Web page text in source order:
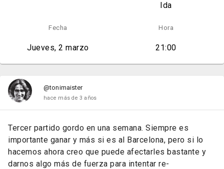
Ida
Fecha
Jueves, 2 marzo
Hora
21:00
@tonimaister
hace más de 3 años
Tercer partido gordo en una semana. Siempre es
importante ganar y más si es al Barcelona, pero si lo
hacemos ahora creo que puede afectarles bastante y
darnos algo más de fuerza para intentar re-